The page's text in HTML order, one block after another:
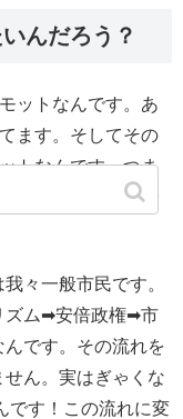
んだろう？
ットなんです。あ
ます。そしてその
トなんです。つま
らやっているので
々一般市民です。
ズム➡安倍政権➡市
んです。その流れを
せん。実はぎゃくな
です！この流れに変